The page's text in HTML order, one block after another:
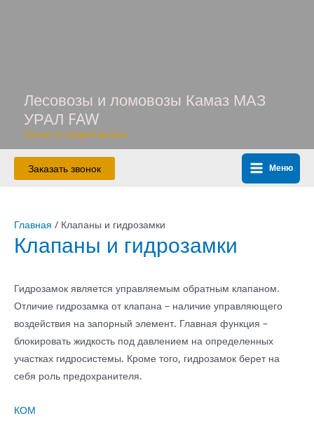
Лесовозы и ломовозы Камаз МАЗ
УРАЛ FAW
Лизинг со скидкой дилера
Заказать звонок
Main
Меню
Главная / Клапаны и гидрозамки
Клапаны и гидрозамки
Гидрозамок является управляемым обратным клапаном.
Отличие гидрозамка от клапана – наличие управляющего
воздействия на запорный элемент. Главная функция –
блокировать жидкость под давлением на определенных
участках гидросистемы. Кроме того, гидрозамок берет на
себя роль предохранителя.
КОМ